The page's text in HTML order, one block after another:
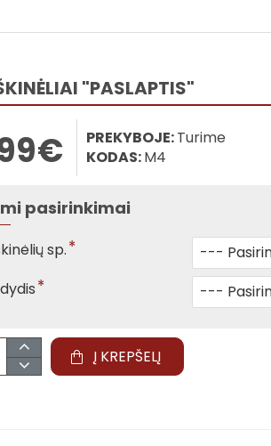
"PASLAPTIS"
PREKYBOJE:Turime
KODAS:M4
pasirinkimai
sp.
Į KREPŠELĮ